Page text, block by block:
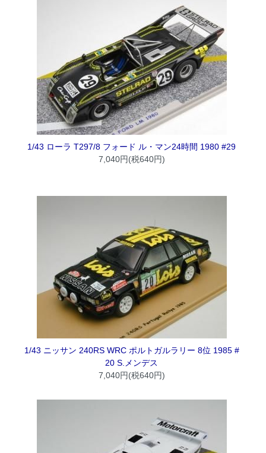
1/43 ローラ T297/8 フォード ル・マン24時間 1980 #29
7,040円(税640円)
1/43 ニッサン 240RS WRC ポルトガルラリー 8位 1985 #
20 S.メンデス
7,040円(税640円)